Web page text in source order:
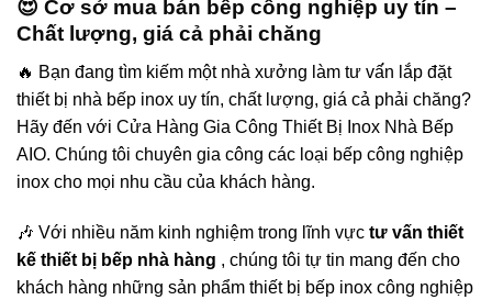
😍 Cơ sở mua bán bêp công nghiệp uy tín –
Chất lượng, giá cả phải chăng
🔥 Bạn đang tìm kiếm một nhà xưởng làm tư vấ́n lắp đặt
thiết bị nhà bếp inox uy tín, chất lượng, giá cả phải chăng?
Hãy đến với Cửa Hàng Gia Công Thiết Bị Inox Nhà Bếp
AIO. Chúng tôi chuyên gia công các loại bếp công nghiệp
inox cho mọi nhu cầu của khách hàng.
🎶 Với nhiều năm kinh nghiệm trong lĩnh vực tư vấn thiết
kế thiết bị bếp nhà hàng , chúng tôi tự tin mang đến cho
khách hàng những sản phẩm thiết bị bếp inox công nghiệp